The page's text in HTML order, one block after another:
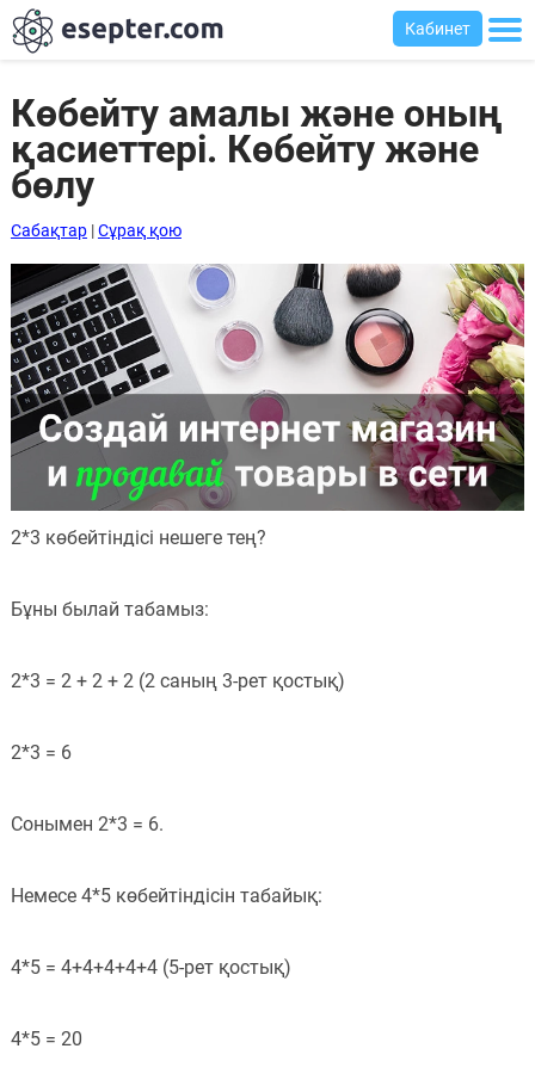
Сабақтар
Хабарландыру
тақтасы
Кіру
Қазақша-
ағылшынша
сөздік
Ағылшынша-
қазақша
сөздік
Тіркелу
Кабинет
Көбейту амалы және оның
қасиеттері. Көбейту және
бөлу
Сабақтар|Сұрақ қою
2*3 көбейтіндісі нешеге тең?
Бұны былай табамыз:
2*3 = 2 + 2 + 2 (2 саның 3-рет қостық)
2*3 = 6
Сонымен 2*3 = 6.
Немесе 4*5 көбейтіндісін табайық:
4*5 = 4+4+4+4+4 (5-рет қостық)
4*5 = 20